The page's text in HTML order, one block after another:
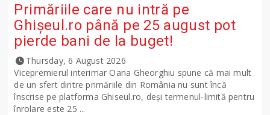
Primăriile care nu intră pe
Ghişeul.ro până pe 25 august pot
pierde bani de la buget!
Thursday, 6 August 2026
Vicepremierul interimar Oana Gheorghiu spune că mai mult
de un sfert dintre primăriile din România nu sunt încă
înscrise pe platforma Ghiseul.ro, deși termenul-limită pentru
înrolare este 25 ...